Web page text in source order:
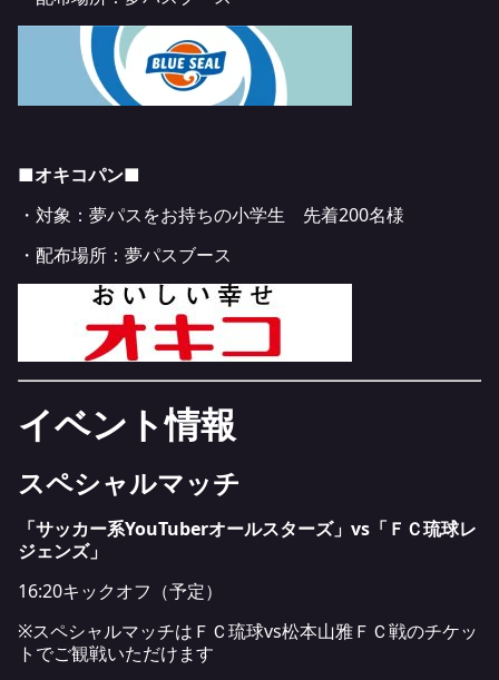
■オキコパン■
・対象：夢パスをお持ちの小学生 先着200名様
・配布場所：夢パスブース
イベント情報
スペシャルマッチ
「サッカー系YouTuberオールスターズ」vs「ＦＣ琉球レ
ジェンズ」
16:20キックオフ（予定）
※スペシャルマッチはＦＣ琉球vs松本山雅ＦＣ戦のチケッ
トでご観戦いただけます